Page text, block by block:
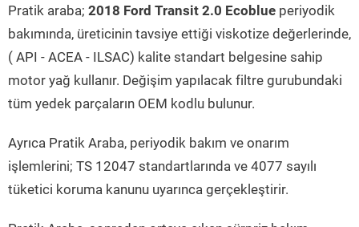
Pratik araba; 2018 Ford Transit 2.0 Ecoblue periyodik
bakımında, üreticinin tavsiye ettiği viskotize değerlerinde,
( API - ACEA - ILSAC) kalite standart belgesine sahip
motor yağ kullanır. Değişim yapılacak filtre gurubundaki
tüm yedek parçaların OEM kodlu bulunur.
Ayrıca Pratik Araba, periyodik bakım ve onarım
işlemlerini; TS 12047 standartlarında ve 4077 sayılı
tüketici koruma kanunu uyarınca gerçekleştirir.